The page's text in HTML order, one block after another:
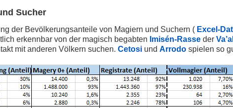
Sucher
der Bevölkerungsanteile von Magiern und Suchern ( Excel-
erkennbar von der magisch begabten Imisén-Rasseder
mit anderen Völkern suchen. Cetosiund Arrodospielen so